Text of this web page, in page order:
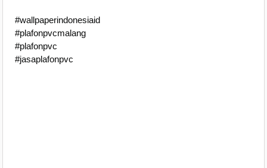
#wallpaperindonesiaid
#plafonpvcmalang
#plafonpvc
#jasaplafonpvc